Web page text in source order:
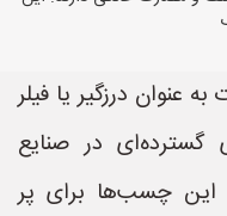
عنوان درزگیر یا فیلر
گسترده‌ای در صنایع
این چسب‌ها برای پر